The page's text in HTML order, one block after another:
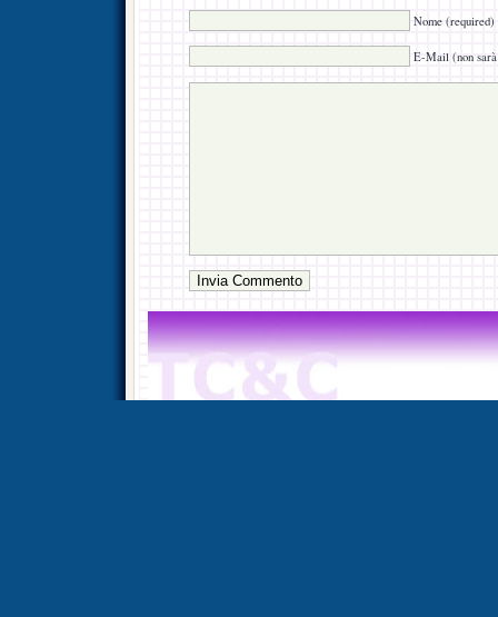
Nome (required)
E-Mail (non